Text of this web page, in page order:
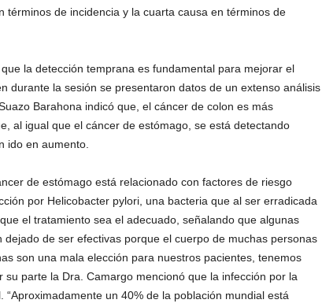
términos de incidencia y la cuarta causa en términos de
la detección temprana es fundamental para mejorar el
durante la sesión se presentaron datos de un extenso análisis
Barahona indicó que, el cáncer de colon es más
al igual que el cáncer de estómago, se está detectando
ido en aumento.
de estómago está relacionado con factores de riesgo
por Helicobacter pylori, una bacteria que al ser erradicada
el tratamiento sea el adecuado, señalando que algunas
de ser efectivas porque el cuerpo de muchas personas
son una mala elección para nuestros pacientes, tenemos
su parte la Dra. Camargo mencionó que la infección por la
“Aproximadamente un 40% de la población mundial está